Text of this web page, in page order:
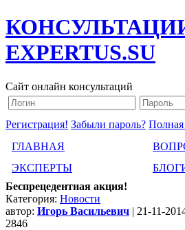
EXPERTUS.SU
Сайт онлайн консультаций
Регистрация! Забыли пароль? Полная
ГЛАВНАЯ
ЭКСПЕРТЫ
Беспрецедентная акция!
Категория: Новости
автор: Игорь Васильевич | 21-11-
2846